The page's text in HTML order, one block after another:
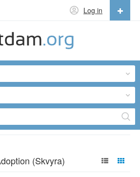
Log in
(Skvyra)